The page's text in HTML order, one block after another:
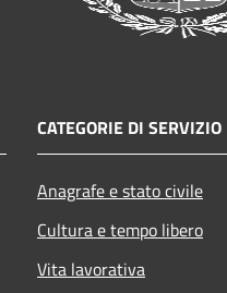
CATEGORIE DI SERVIZIO
Anagrafe e stato civile
Cultura e tempo libero
Vita lavorativa